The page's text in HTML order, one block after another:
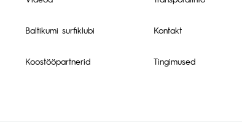
Baltikumi surfiklubi
Koostööpartnerid
Kontakt
Tingimused